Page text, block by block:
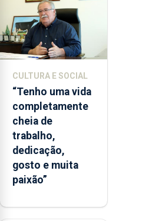
CULTURA E SOCIAL
“Tenho uma vida
completamente
cheia de
trabalho,
dedicação,
gosto e muita
paixão”